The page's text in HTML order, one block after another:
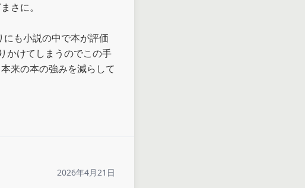
さに。
も小説の中で本が評価
かけてしまうのでこの手
来の本の強みを減らして
2026年4月21日